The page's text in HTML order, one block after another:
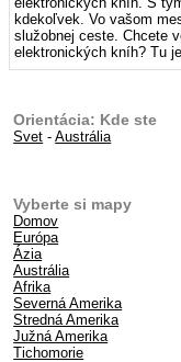
kdekoľvek. Vo vašom
služobnej ceste. Chcete
elektronických kníh? Tu
Orientácia: Kde ste
Svet -Austrália
Vyberte si mapy
Domov
Európa
Ázia
Austrália
Afrika
Severná Amerika
Stredná Amerika
Južná Amerika
Tichomorie